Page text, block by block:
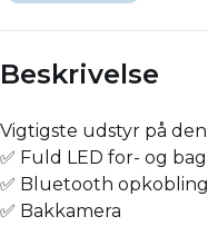
Beskrivelse
Vigtigste udstyr på
✅ Fuld LED for- og
✅ Bluetooth
✅ Bakkamera